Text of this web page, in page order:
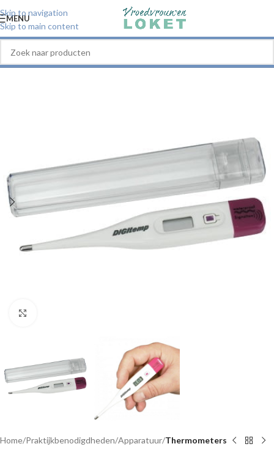
Skip to navigation
Skip to main content
MENU
Home Praktijkbenodigdheden Apparatuur Thermometers